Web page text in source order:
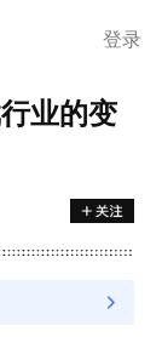
登录
业的变